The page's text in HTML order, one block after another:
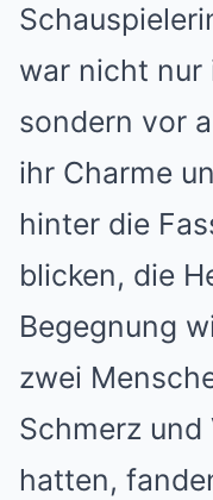
war nicht nur
sondern vor
ihr Charme
hinter die
blicken, die
Begegnung
zwei
Schmerz
hatten,